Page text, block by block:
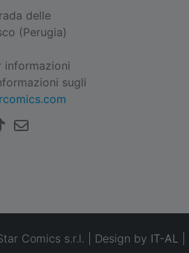
delle
(Perugia)
informazioni
sugli
Comics s.r.l. | Design by IT-AL